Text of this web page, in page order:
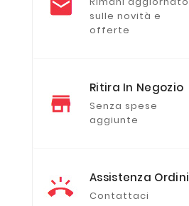
sulle novità e
offerte
Ritira In Negozio
Senza spese
aggiunte
Assistenza Ordini
Contattaci